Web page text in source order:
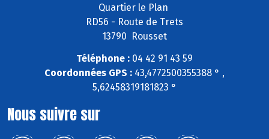
Quartier le Plan
RD56 - Route de Trets
13790 Rousset
Téléphone : 04 42 91 43 59
Coordonnées GPS : 43,4772500355388 ° ,
5,62458319181823 °
Nous suivre sur